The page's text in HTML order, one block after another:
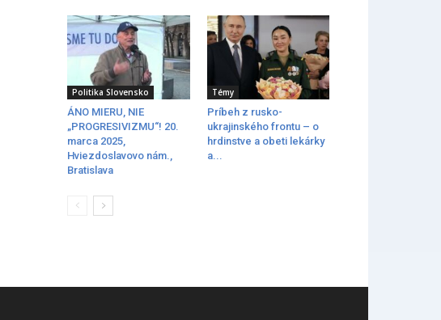
Politika Slovensko
ÁNO MIERU, NIE
„PROGRESIVIZMU“! 20.
marca 2025,
Hviezdoslavovo nám.,
Bratislava
Témy
Príbeh z rusko-
ukrajinského frontu – o
hrdinstve a obeti lekárky
a...